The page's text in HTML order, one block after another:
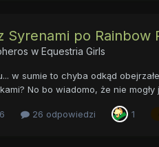
Syrenami po Rainbow
w Equestria Girls
w sumie to chyba odkąd
No bo wiadomo, że nie
26 odpowiedzi 1